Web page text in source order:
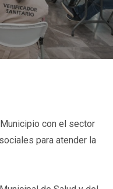
con el sector
para atender la